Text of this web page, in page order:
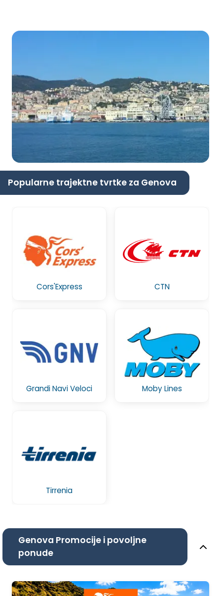
Popularne trajektne tvrtke za Genova
Cors'Express CTN
Grandi Navi Veloci Moby Lines
Tirrenia
Genova Promocije i povoljne
ponude